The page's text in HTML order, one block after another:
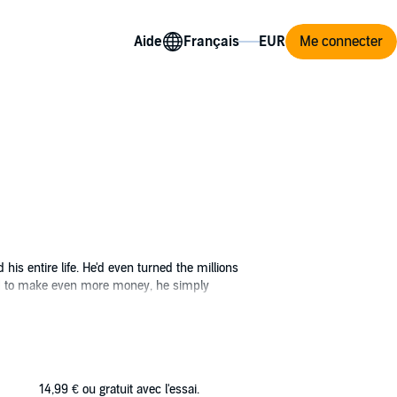
Aide Me connecter
entire life. He'd even turned the millions
make even more money, he simply
worry or go back to his daily grind.
Besides, he really could use the break.
14,99 € ou gratuit avec l'essai.